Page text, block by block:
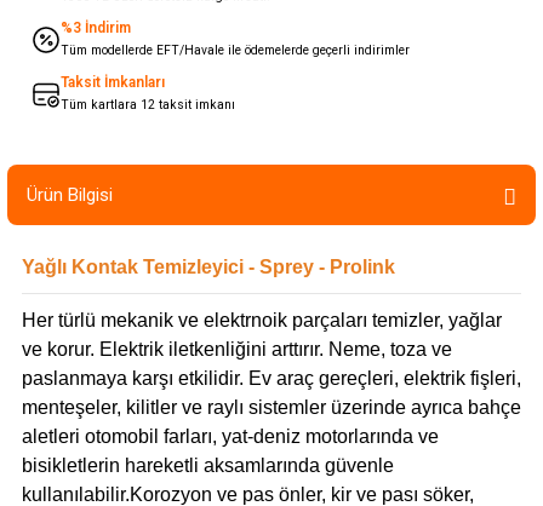
%3 İndirim
Tüm modellerde EFT/Havale ile ödemelerde geçerli indirimler
Taksit İmkanları
Tüm kartlara 12 taksit imkanı
Ürün Bilgisi
Yağlı Kontak Temizleyici - Sprey - Prolink
Her türlü mekanik ve elektrnoik parçaları temizler, yağlar
ve korur. Elektrik iletkenliğini arttırır. Neme, toza ve
paslanmaya karşı etkilidir. Ev araç gereçleri, elektrik fişleri,
menteşeler, kilitler ve raylı sistemler üzerinde ayrıca bahçe
aletleri otomobil farları, yat-deniz motorlarında ve
bisikletlerin hareketli aksamlarında güvenle
kullanılabilir.Korozyon ve pas önler, kir ve pası söker,